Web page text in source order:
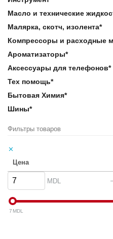
поддержать. Все, что нужно
для авто в Кишиневев PIGEON
автомобиль пахнул приятнее с
освежителей воздуха и средств
мы доставим вам прямо домой!
Pigeon Auto -
Масло и технические
Малярка, скотч, изолента*
Компрессоры и расходные
Ароматизаторы*
Аксессуары для телефонов*
Тех помощь*
Бытовая Химия*
Шины*
Фильтры товаров
Цена
MDL
7 MDL